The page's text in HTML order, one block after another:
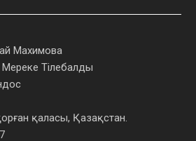
Махимова
Тілебалды
қаласы, Қазақстан.